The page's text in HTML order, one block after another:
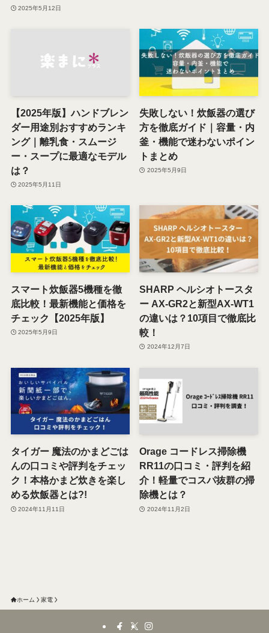
2025年5月12日
【2025年版】ハンドブレン
ダー用途別おすすめランキ
ング｜離乳食・スムージ
ー・スープに最適なモデル
は？
2025年5月11日
失敗しない！炊飯器の選び
方を徹底ガイド｜容量・内
釜・機能で迷わないポイン
トまとめ
2025年5月9日
スマート炊飯器5機種を徹
底比較！最新機能と価格を
チェック【2025年版】
2025年5月9日
SHARP ヘルシオトースタ
ー AX-GR2と新型AX-WT1
の違いは？10項目で徹底比
較！
2024年12月7日
タイガー 魔法のかまどごは
んの口コミや評判をチェッ
ク！本格かまど炊きを楽し
める炊飯器とは?!
2024年11月11日
Orage コードレス掃除機
RR11の口コミ・評判を紹
介！軽量でコスパ抜群の掃
除機とは？
2024年11月2日
ホーム 家電